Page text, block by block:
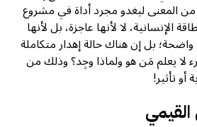
من المعنى ليغدو مجرد أداة في مشروع
الإنسانية، لا لأنها عاجزة، بل لأنها
بل إن هناك حالة إهدار متكاملة
لا يعلم مَن هو ولماذا وجِد؟ وذلك من
تأثير!